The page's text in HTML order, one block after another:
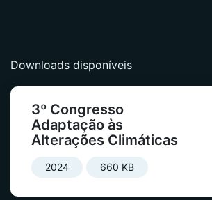
Downloads disponíveis
3º Congresso
Adaptação às
Alterações Climáticas
2024 660 KB